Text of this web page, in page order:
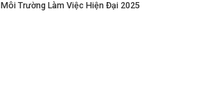
Môi Trường Làm Việc Hiện Đại 2025